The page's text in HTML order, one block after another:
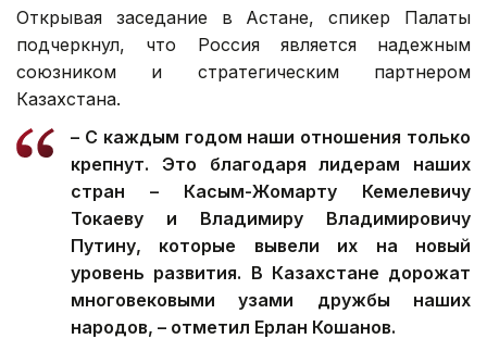
Открывая заседание в Астане, спикер Палаты
подчеркнул, что Россия является надежным
союзником и стратегическим партнером
Казахстана.
– С каждым годом наши отношения только
крепнут. Это благодаря лидерам наших
стран – Касым-Жомарту Кемелевичу
Токаеву и Владимиру Владимировичу
Путину, которые вывели их на новый
уровень развития. В Казахстане дорожат
многовековыми узами дружбы наших
народов, – отметил Ерлан Кошанов.